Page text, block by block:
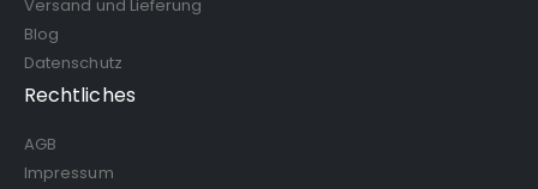
Versand und Lieferung
Blog
Datenschutz
Rechtliches
AGB
Impressum